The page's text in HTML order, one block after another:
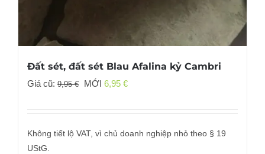
Đất sét, đất sét Blau Afalina kỷ Cambri
Giá cũ: 9,95€
Giá
9,95 €
MỚI 6,95 €Giá
là:
Không tiết lộ VAT, vì chủ doanh nghiệp nhỏ theo § 19
UStG.